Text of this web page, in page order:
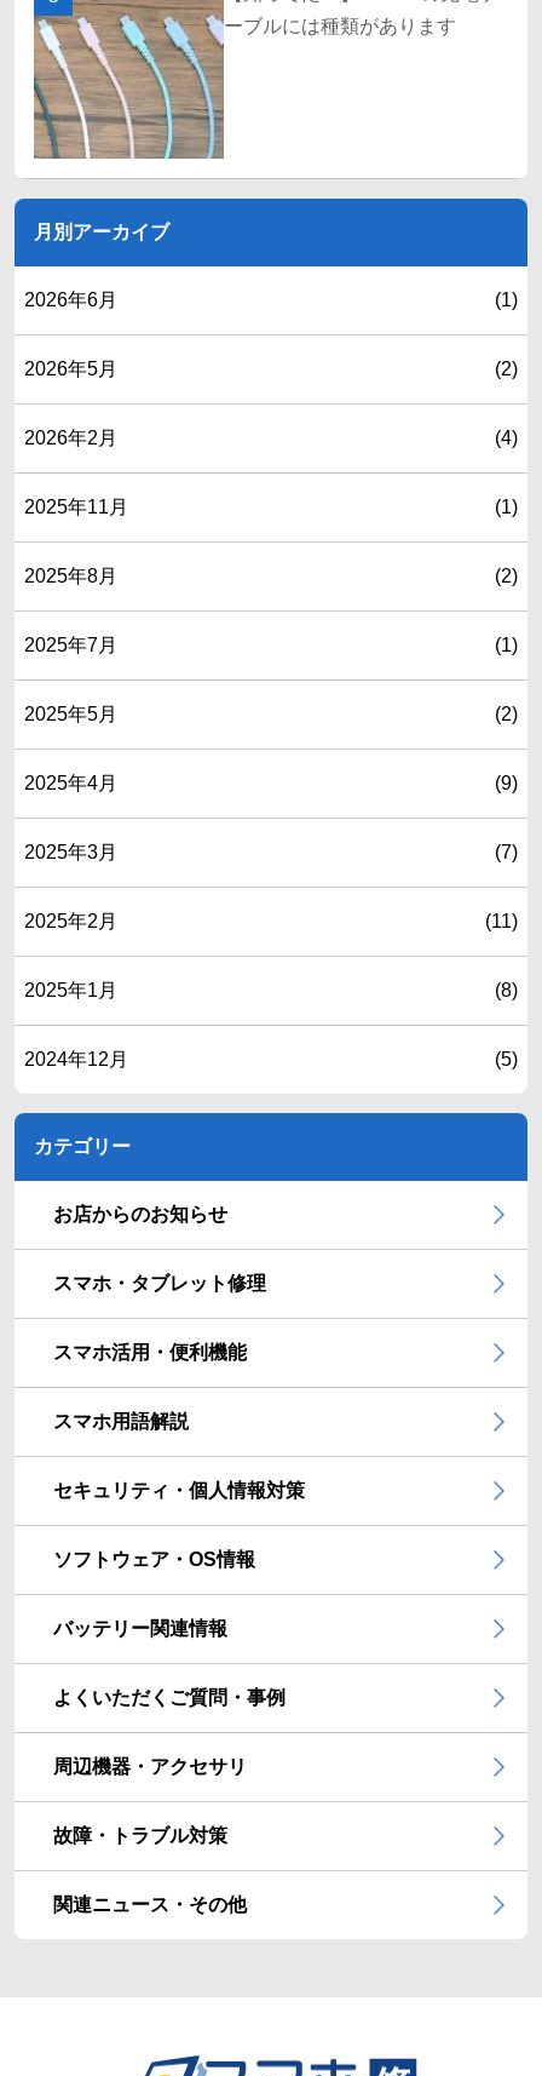
ーブルには種類があります
月別アーカイブ
2026年6月 (1)
2026年5月 (2)
2026年2月 (4)
2025年11月 (1)
2025年8月 (2)
2025年7月 (1)
2025年5月 (2)
2025年4月 (9)
2025年3月 (7)
2025年2月 (11)
2025年1月 (8)
2024年12月 (5)
カテゴリー
お店からのお知らせ
スマホ・タブレット修理
スマホ活用・便利機能
スマホ用語解説
セキュリティ・個人情報対策
ソフトウェア・OS情報
バッテリー関連情報
よくいただくご質問・事例
周辺機器・アクセサリ
故障・トラブル対策
関連ニュース・その他